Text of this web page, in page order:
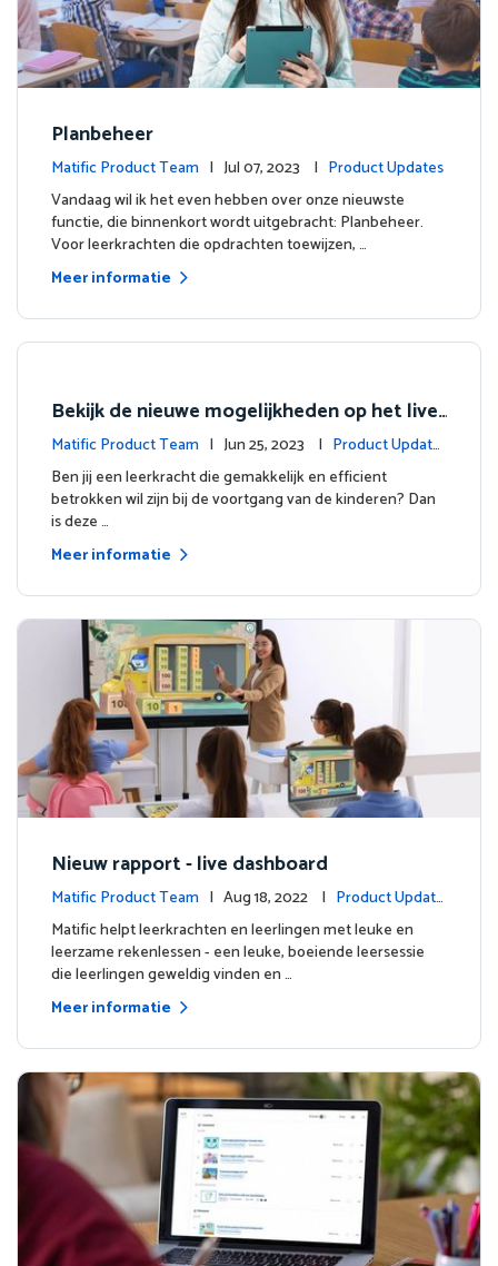
Planbeheer
Matific Product Team | Jul 07, 2023 | Product Updates
Vandaag wil ik het even hebben over onze nieuwste
functie, die binnenkort wordt uitgebracht: Planbeheer.
Voor leerkrachten die opdrachten toewijzen, …
Meer informatie
Bekijk de nieuwe mogelijkheden op het live
dashboard
Matific Product Team | Jun 25, 2023 | Product Update
s
Ben jij een leerkracht die gemakkelijk en efficient
betrokken wil zijn bij de voortgang van de kinderen? Dan
is deze …
Meer informatie
Nieuw rapport - live dashboard
Matific Product Team | Aug 18, 2022 | Product Update
sMatific helpt leerkrachten en leerlingen met leuke en
leerzame rekenlessen - een leuke, boeiende leersessie
die leerlingen geweldig vinden en …
Meer informatie